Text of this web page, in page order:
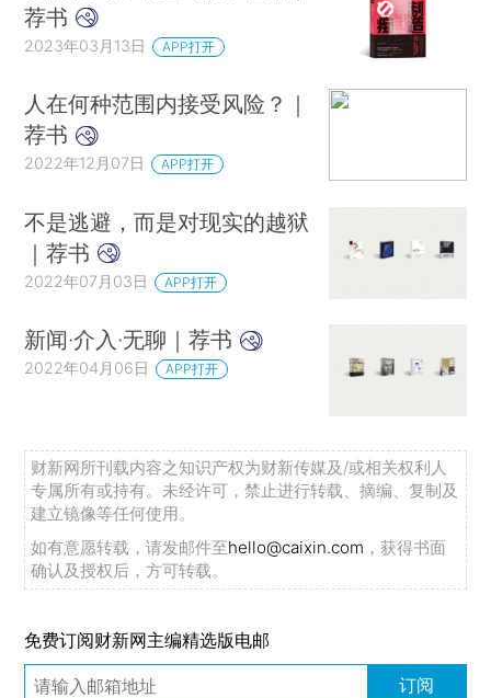
荐书
2023年03月13日 APP打开
人在何种范围内接受风险？｜
荐书
2022年12月07日 APP打开
不是逃避，而是对现实的越狱
｜荐书
2022年07月03日 APP打开
新闻·介入·无聊｜荐书
2022年04月06日 APP打开
财新网所刊载内容之知识产权为财新传媒及/或相关权利人
专属所有或持有。未经许可，禁止进行转载、摘编、复制及
建立镜像等任何使用。
如有意愿转载，请发邮件至hello@caixin.com ，获得书面
确认及授权后，方可转载。
免费订阅财新网主编精选版电邮
订阅